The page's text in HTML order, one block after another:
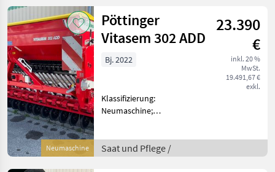
Neumaschine
Pöttinger
Vitasem 302 ADD
23.390
€
inkl. 20 %
MwSt.
19.491,67 €
exkl.
Bj. 2022
Klassifizierung:
Neumaschine;
3 Saat und Pflege
Drillmaschinen
Saat und Pflege /